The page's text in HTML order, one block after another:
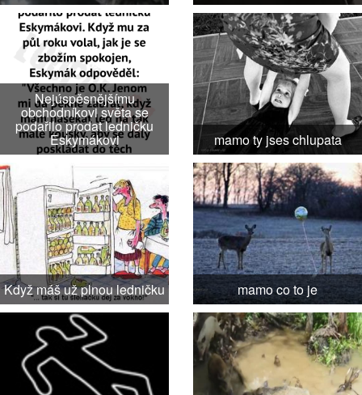
Nejúspěsnějšímu
obchodníkovi světa se
podařilo prodat ledničku
Eskymákovi mamo ty jses chlupata
Když máš už plnou ledničku mamo co to je